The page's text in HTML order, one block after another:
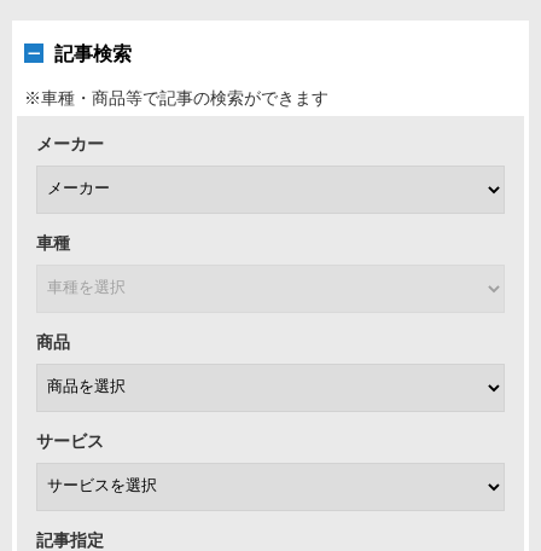
記事検索
※車種・商品等で記事の検索ができます
メーカー
車種
商品
サービス
記事指定